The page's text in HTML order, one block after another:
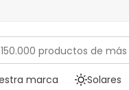
marca Solares